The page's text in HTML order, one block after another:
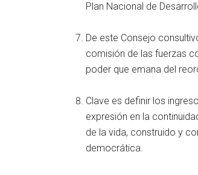
Plan Nacional de
De este Consejo
comisión de las fuerzas
poder que emana del
Clave es definir los
expresión en la
de la vida, construido y
democrática.